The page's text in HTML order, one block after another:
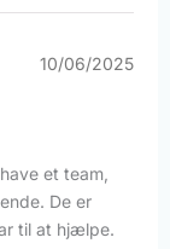
10/06/2025
et team,
De er
til at hjælpe.